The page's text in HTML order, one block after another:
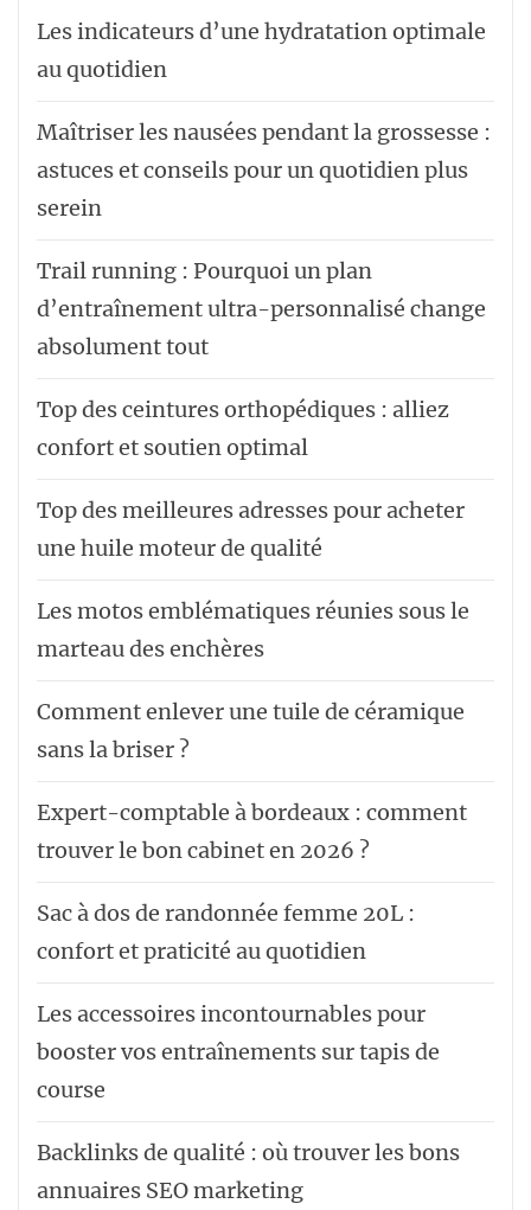
Les indicateurs d’une hydratation optimale
au quotidien
Maîtriser les nausées pendant la grossesse :
astuces et conseils pour un quotidien plus
serein
Trail running : Pourquoi un plan
d’entraînement ultra-personnalisé change
absolument tout
Top des ceintures orthopédiques : alliez
confort et soutien optimal
Top des meilleures adresses pour acheter
une huile moteur de qualité
Les motos emblématiques réunies sous le
marteau des enchères
Comment enlever une tuile de céramique
sans la briser ?
Expert-comptable à bordeaux : comment
trouver le bon cabinet en 2026 ?
Sac à dos de randonnée femme 20L :
confort et praticité au quotidien
Les accessoires incontournables pour
booster vos entraînements sur tapis de
course
Backlinks de qualité : où trouver les bons
annuaires SEO marketing